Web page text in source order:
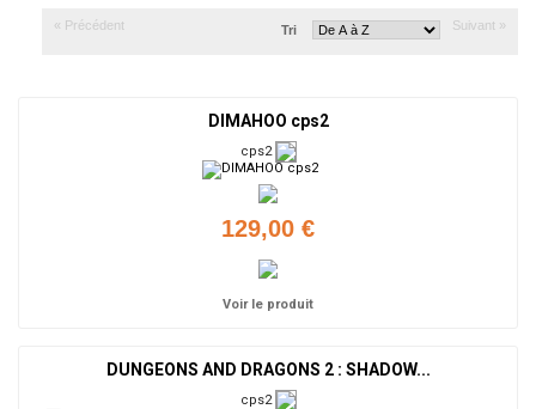
« Précédent Suivant »
Tri
DIMAHOO cps2
cps2
129,00 €
Voir le produit
DUNGEONS AND DRAGONS 2 : SHADOW...
cps2